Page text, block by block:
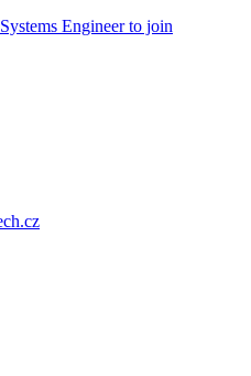
Engineer to join